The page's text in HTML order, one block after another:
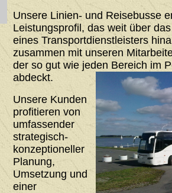
Unsere Linien- und Reisebusse
Leistungsprofil, das weit über
eines Transportdienstleisters
zusammen mit unseren
der so gut wie jeden Bereich im
abdeckt.
Unsere Kunden
profitieren von
umfassender
strategisch-
konzeptioneller
Planung,
Umsetzung und
einer